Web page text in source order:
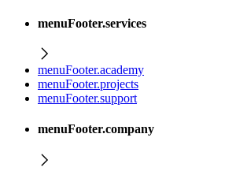
menuFooter.services
menuFooter.academy
menuFooter.projects
menuFooter.support
menuFooter.company